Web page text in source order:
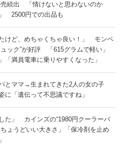
続出 「情けないと思わないのか
2500円での出品も
たけど、めちゃくちゃ良い！」 モンベ
ック”が好評 「615グラムで軽い」
「満員電車に乗りやすくなった」
とママ→生まれてきた2人の女の子
「遺伝って不思議ですね」
た」 カインズの“1980円クーラーバ
ょうどいい大きさ」「保冷剤を止め